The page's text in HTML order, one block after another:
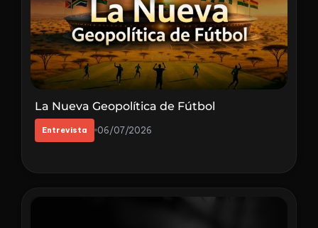
La Nueva Geopolítica de Fútbol
Entrevista 06/07/2026